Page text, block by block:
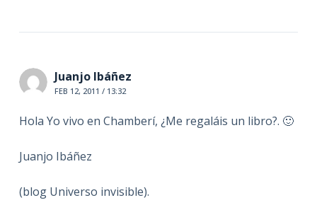
Juanjo Ibáñez
FEB 12, 2011 / 13:32
Hola Yo vivo en Chamberí, ¿Me regaláis un libro?. 🙂
Juanjo Ibáñez
(blog Universo invisible).